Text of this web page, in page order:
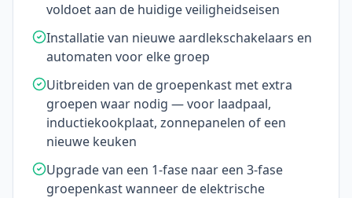
voldoet aan de huidige veiligheidseisen
Installatie van nieuwe aardlekschakelaars en
automaten voor elke groep
Uitbreiden van de groepenkast met extra
groepen waar nodig — voor laadpaal,
inductiekookplaat, zonnepanelen of een
nieuwe keuken
Upgrade van een 1-fase naar een 3-fase
groepenkast wanneer de elektrische